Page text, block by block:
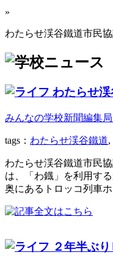
»
わたらせ渓谷鐵道市民
わたらせ
みんなの学校新聞編集局
tags： わたらせ渓谷鐵道,
わたらせ渓谷鐵道市民
は、「わ鐡」を利用す
奥にあるトロッコ列車
２年半ぶ